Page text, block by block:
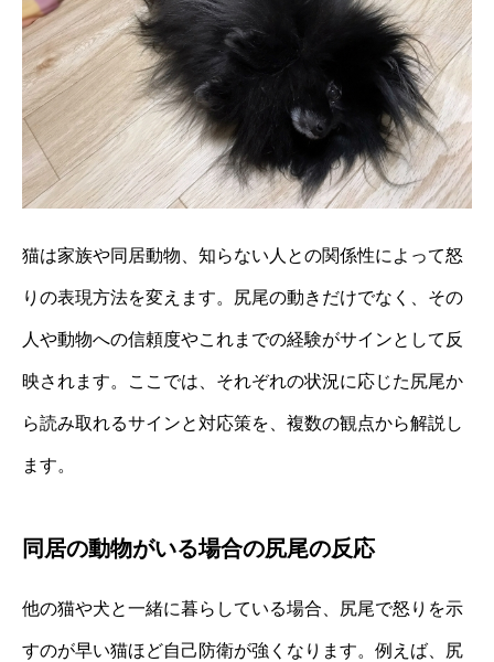
猫は家族や同居動物、知らない人との関係性によって怒
りの表現方法を変えます。尻尾の動きだけでなく、その
人や動物への信頼度やこれまでの経験がサインとして反
映されます。ここでは、それぞれの状況に応じた尻尾か
ら読み取れるサインと対応策を、複数の観点から解説し
ます。
同居の動物がいる場合の尻尾の反応
他の猫や犬と一緒に暮らしている場合、尻尾で怒りを示
すのが早い猫ほど自己防衛が強くなります。例えば、尻